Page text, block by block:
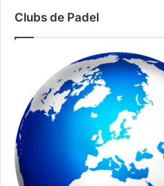
Clubs de Padel